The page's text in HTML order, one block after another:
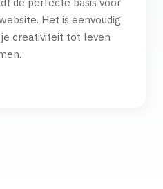
Het is eenvoudig
creativiteit tot leven